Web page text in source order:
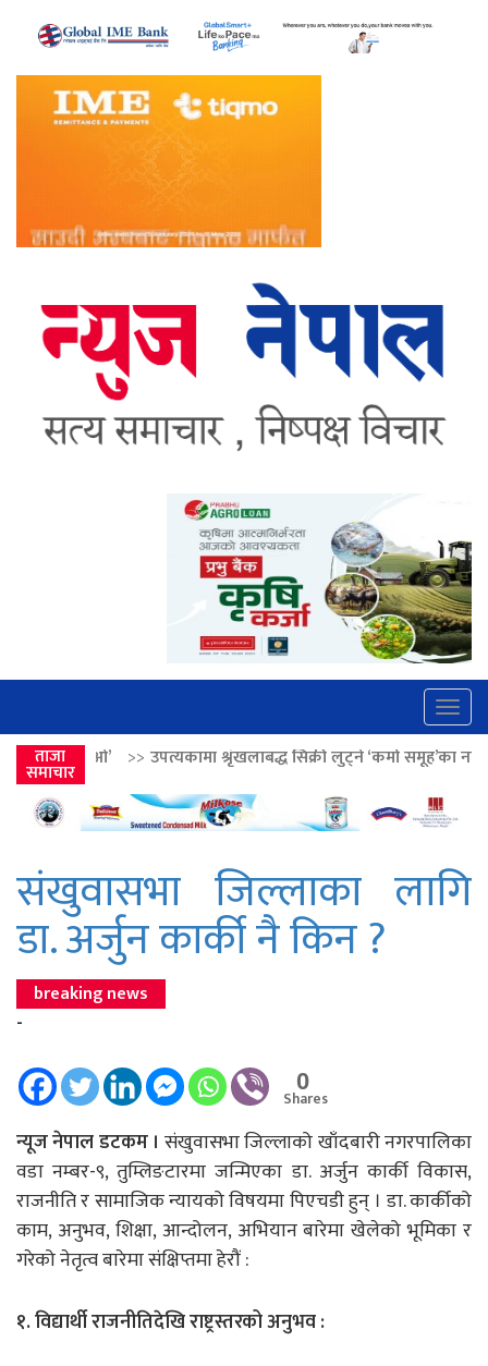
ताजा
समाचार
श्रृंखलाबद्ध सिक्री लुट्ने ‘कर्मा समूह’का नाइकेसहित पाँच पक्राउ >>
संखुवासभा जिल्लाका लागि
डा. अर्जुन कार्की नै किन ?
breaking news
-
0
Shares
न्यूज नेपाल डटकम । संखुवासभा जिल्लाको खाँदबारी नगरपालिका
वडा नम्बर-९, तुम्लिङटारमा जन्मिएका डा. अर्जुन कार्की विकास,
राजनीति र सामाजिक न्यायको विषयमा पिएचडी हुन् । डा. कार्कीको
काम, अनुभव, शिक्षा, आन्दोलन, अभियान बारेमा खेलेको भूमिका र
गरेको नेतृत्व बारेमा संक्षिप्तमा हेरौं :
१. विद्यार्थी राजनीतिदेखि राष्ट्रस्तरको अनुभव :